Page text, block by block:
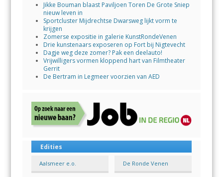
Jikke Bouman blaast Paviljoen Toren De Grote Sniep
nieuw leven in
Sportcluster Mijdrechtse Dwarsweg lijkt vorm te
krijgen
Zomerse expositie in galerie KunstRondeVenen
Drie kunstenaars exposeren op Fort bij Nigtevecht
Dagje weg deze zomer? Pak een deelauto!
Vrijwilligers vormen kloppend hart van Filmtheater
Gerrit
De Bertram in Legmeer voorzien van AED
Edities
Aalsmeer e.o. De Ronde Venen